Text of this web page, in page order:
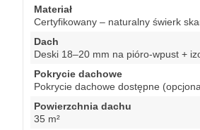
Materiał
Certyfikowany – naturalny świerk
Dach
Deski 18–20 mm na pióro-wpust +
Pokrycie dachowe
Pokrycie dachowe dostępne
Powierzchnia dachu
35 m²